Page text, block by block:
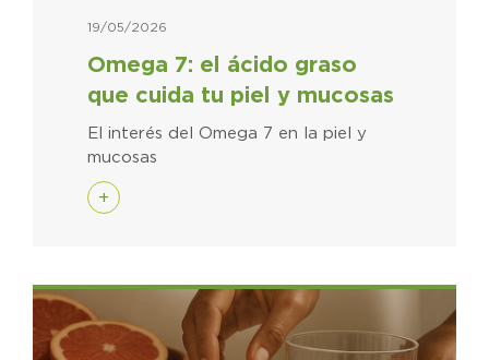
Omega 7: el ácido graso
que cuida tu piel y mucosas
19/05/2026
El interés del Omega 7 en la piel y
mucosas
+